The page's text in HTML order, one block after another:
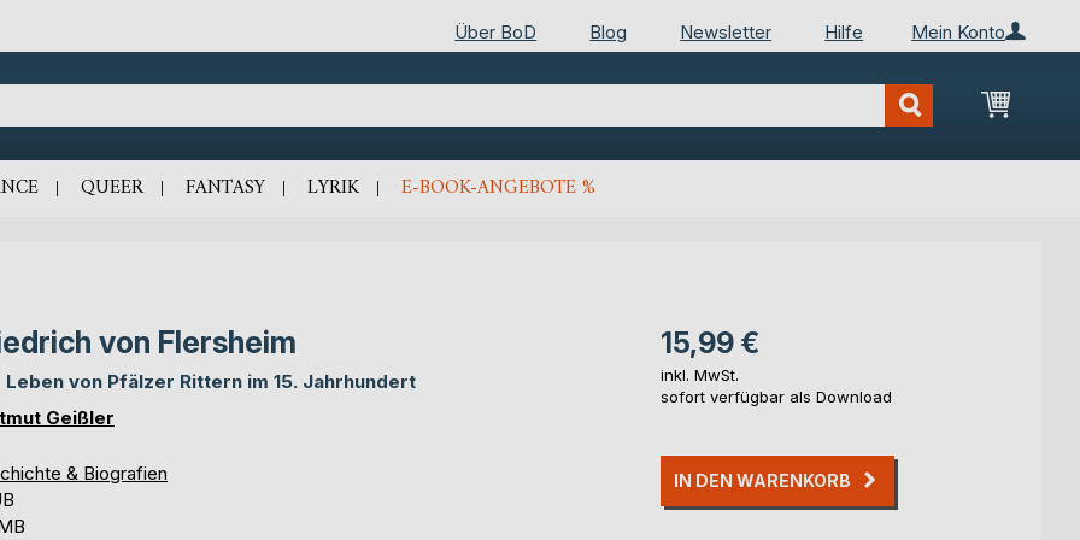
Mein Konto
Über BoD Blog Newsletter Hilfe
Mein
QUEER FANTASY LYRIK E-BOOK-ANGEBOTE %
von Flersheim
Leben von Pfälzer Rittern im 15. Jahrhundert
Geißler
& Biografien
15,99 €
inkl. MwSt.
sofort verfügbar als Download
IN DEN WARENKORB